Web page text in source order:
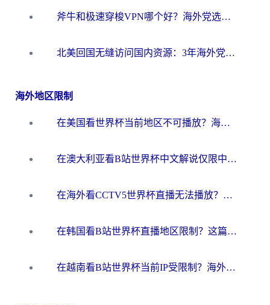
斧牛和极速穿梭VPN哪个好？海外党选回国加速器必看的真实对比与避坑指南
北美回国无缝访问国内资源：3年海外党亲测的加速器选择指南
海外地区限制
在美国看世界杯当前地区不可播放？海外党体育观赛终极指南来了！
在澳大利亚看B站世界杯中文解说仅限中国大陆？这篇指南帮你打破限制看遍赛事
在海外看CCTV5世界杯直播无法播放？这篇指南让你和国内球迷同步呐喊
在韩国看B站世界杯直播地区限制？这篇指南让你告别“当前地区不可播放”
在越南看B站世界杯当前IP受限制？海外党体育观赛终极指南来了